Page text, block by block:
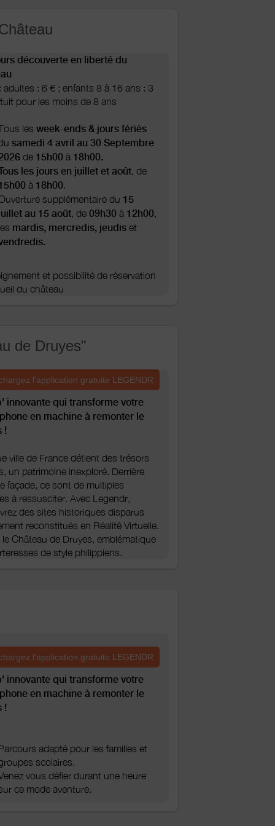
découverte en liberté du
adultes : 6 € ; enfants 8 à 16 ans : 3
pour les moins de 8 ans
lesweek-ends & jours fériés
samedi 4 avril au 30 Septembre
de 15h00 à 18h00.
les jours en juillet et août, de
à 18h00.
supplémentaire du 15
au 15 août, de09h30 à 12h00,
mardis, mercredis, jeudiset
et possibilité de réservation
du château
de Druyes"
l'application gratuite LEGENDR
innovante qui transforme votre
en machine à remonter le
!
ville de France détient des trésors
un patrimoine inexploré. Derrière
façade, ce sont de multiples
à ressusciter. Avec Legendr,
des sites historiques disparus
reconstitués en Réalité Virtuelle.
le Château de Druyes, emblématique
de style philippiens.
l'application gratuite LEGENDR
innovante qui transforme votre
en machine à remonter le
!
adapté pour les familles et
scolaires.
vous défier durant une heure
ce mode aventure.